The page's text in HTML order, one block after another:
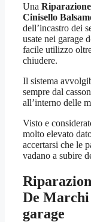
Una
Cinisello
dell’incastro dei
usate nei garage
facile utilizzo
chiudere.
Il sistema
sempre dal
all’interno delle
Visto e
molto elevato
accertarsi che le
vadano a subire
De Marchi
garage